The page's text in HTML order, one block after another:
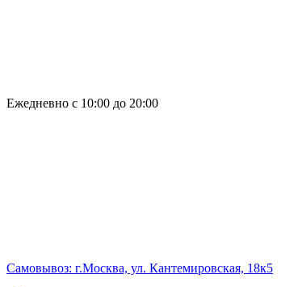
Ежедневно с 10:00 до 20:00
Самовывоз: г.Москва, ул. Кантемировская, 18к5